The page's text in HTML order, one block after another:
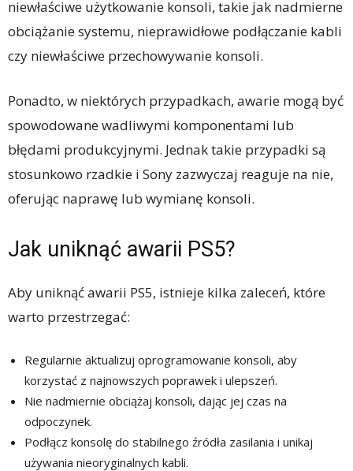
niewłaściwe użytkowanie konsoli, takie jak nadmierne
obciążanie systemu, nieprawidłowe podłączanie kabli
czy niewłaściwe przechowywanie konsoli.
Ponadto, w niektórych przypadkach, awarie mogą być
spowodowane wadliwymi komponentami lub
błędami produkcyjnymi. Jednak takie przypadki są
stosunkowo rzadkie i Sony zazwyczaj reaguje na nie,
oferując naprawę lub wymianę konsoli.
Jak uniknąć awarii PS5?
Aby uniknąć awarii PS5, istnieje kilka zaleceń, które
warto przestrzegać:
Regularnie aktualizuj oprogramowanie konsoli, aby
korzystać z najnowszych poprawek i ulepszeń.
Nie nadmiernie obciążaj konsoli, dając jej czas na
odpoczynek.
Podłącz konsolę do stabilnego źródła zasilania i unikaj
używania nieoryginalnych kabli.